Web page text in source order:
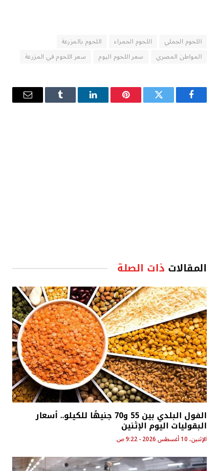
اللحوم الجملي اللحوم الحمراء
اللحوم بالمزرعة
المواطن المصري
سعر اللحوم اليوم سعر اللحوم في المزرعة
فيسبوك تويتر بينتيريستلينكدإن Tumblr
البريد
المقالات ذات الصلة
الفول البلدي بين 55 و70 جنيهًا للكيلو.. أسعار
البقوليات اليوم الإثنين
الإثنين، 10 أغسطس 2026 - 9:22 ص